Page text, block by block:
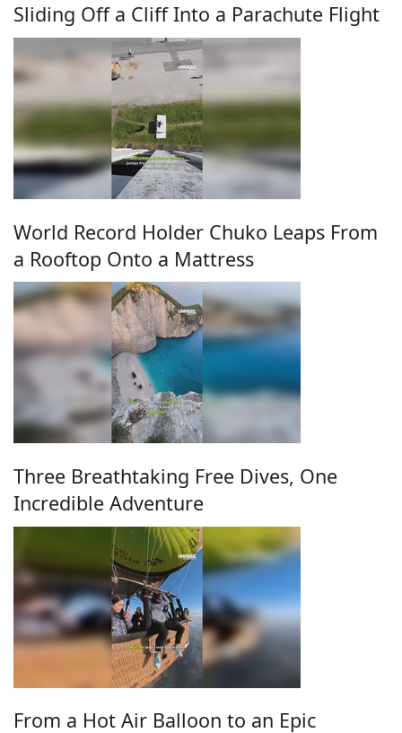
Sliding Off a Cliff Into a Parachute Flight
World Record Holder Chuko Leaps From
a Rooftop Onto a Mattress
Three Breathtaking Free Dives, One
Incredible Adventure
From a Hot Air Balloon to an Epic